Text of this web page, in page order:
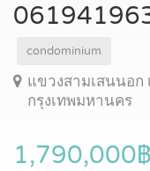
condominium
แขวงสามเสนนอก
กรุงเทพมหานคร
1,790,000฿